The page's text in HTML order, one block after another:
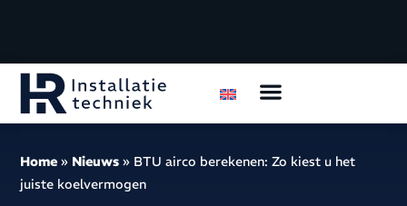
Home » Nieuws » BTU airco berekenen: Zo kiest u het
juiste koelvermogen